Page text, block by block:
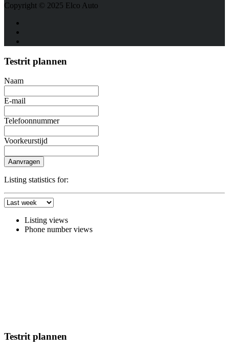
Copyright © 2025 Elco Auto
Testrit plannen
Naam
E-mail
Telefoonnummer
Voorkeurstijd
Aanvragen
Listing statistics for:
Listing views
Phone number views
Testrit plannen